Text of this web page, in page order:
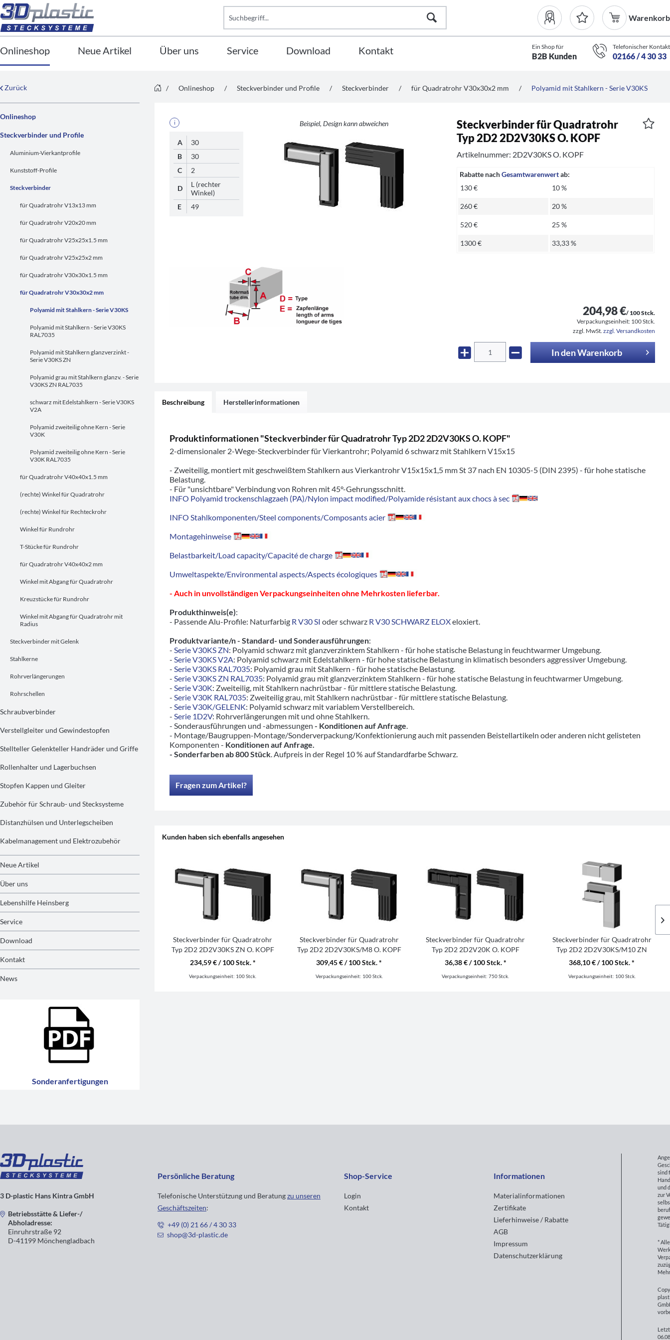
Warenkorb
Onlineshop Neue Artikel Über uns Service Download Kontakt Ein Shop für
B2B Kunden
Telefonischer Kontakt
02166 / 4 30 33
Zurück / Onlineshop / Steckverbinder und Profile / Steckverbinder / für Quadratrohr V30x30x2 mm / Polyamid mit Stahlkern - Serie V30KS
Onlineshop
Steckverbinder und Profile
Aluminium-Vierkantprofile
Kunststoff-Profile
Steckverbinder
für Quadratrohr V13x13 mm
für Quadratrohr V20x20 mm
für Quadratrohr V25x25x1.5 mm
für Quadratrohr V25x25x2 mm
für Quadratrohr V30x30x1.5 mm
für Quadratrohr V30x30x2 mm
Polyamid mit Stahlkern - Serie V30KS
Polyamid mit Stahlkern - Serie V30KS
RAL7035
Polyamid mit Stahlkern glanzverzinkt -
Serie V30KS ZN
Polyamid grau mit Stahlkern glanzv. - Serie
V30KS ZN RAL7035
schwarz mit Edelstahlkern - Serie V30KS
V2A
Polyamid zweiteilig ohne Kern - Serie
V30K
Polyamid zweiteilig ohne Kern - Serie
V30K RAL7035
für Quadratrohr V40x40x1.5 mm
(rechte) Winkel für Quadratrohr
(rechte) Winkel für Rechteckrohr
Winkel für Rundrohr
T-Stücke für Rundrohr
für Quadratrohr V40x40x2 mm
Winkel mit Abgang für Quadratrohr
Kreuzstücke für Rundrohr
Winkel mit Abgang für Quadratrohr mit
Radius
Steckverbinder mit Gelenk
Stahlkerne
Rohrverlängerungen
Rohrschellen
Schraubverbinder
Verstellgleiter und Gewindestopfen
Stellteller Gelenkteller Handräder und Griffe
Rollenhalter und Lagerbuchsen
Stopfen Kappen und Gleiter
Zubehör für Schraub- und Stecksysteme
Distanzhülsen und Unterlegscheiben
Kabelmanagement und Elektrozubehör
Neue Artikel
Über uns
Lebenshilfe Heinsberg
Service
Download
Kontakt
News
Sonderanfertigungen
i
A
30
B
30
C
2
D
L (rechter
Winkel)
E
49
Beispiel, Design kann abweichen
Steckverbinder für Quadratrohr
Typ 2D2 2D2V30KS O. KOPF
Artikelnummer: 2D2V30KS O. KOPF
Rabatte nachGesamtwarenwertab:
130 €
10 %
260 € 20 %
520 € 25 %
1300 € 33,33 %
204,98 €/ 100 Stck.
Verpackungseinheit: 100 Stck.
zzgl. MwSt. zzgl. Versandkosten
In denWarenkorb
Beschreibung Herstellerinformationen
Produktinformationen "Steckverbinder für Quadratrohr Typ 2D2 2D2V30KS O. KOPF"
2-dimensionaler 2-Wege-Steckverbinder für Vierkantrohr; Polyamid 6 schwarz mit Stahlkern V15x15
- Zweiteilig, montiert mit geschweißtem Stahlkern aus Vierkantrohr V15x15x1,5 mm St 37 nach EN 10305-5 (DIN 2395) - für hohe statische
Belastung.
- Für "unsichtbare" Verbindung von Rohren mit 45°-Gehrungsschnitt.
INFO Polyamid trockenschlagzaeh (PA)/Nylon impact modified/Polyamide résistant aux chocs à sec
INFO Stahlkomponenten/Steel components/Composants acier
Montagehinweise
Belastbarkeit/Load capacity/Capacité de charge
Umweltaspekte/Environmental aspects/Aspects écologiques
- Auch in unvollständigen Verpackungseinheiten ohne Mehrkosten lieferbar.
Produkthinweis(e):
- Passende Alu-Profile: Naturfarbig R V30 SI oder schwarz R V30 SCHWARZ ELOXeloxiert.
Produktvariante/n - Standard- und Sonderausführungen:
- Serie V30KS ZN: Polyamid schwarz mit glanzverzinktem Stahlkern - für hohe statische Belastung in feuchtwarmer Umgebung.
- Serie V30KS V2A: Polyamid schwarz mit Edelstahlkern - für hohe statische Belastung in klimatisch besonders aggressiver Umgebung.
- Serie V30KS RAL7035: Polyamid grau mit Stahlkern - für hohe statische Belastung.
- Serie V30KS ZN RAL7035: Polyamid grau mit glanzverzinktem Stahlkern - für hohe statische Belastung in feuchtwarmer Umgebung.
- Serie V30K: Zweiteilig, mit Stahlkern nachrüstbar - für mittlere statische Belastung.
- Serie V30K RAL7035: Zweiteilig grau, mit Stahlkern nachrüstbar - für mittlere statische Belastung.
- Serie V30K/GELENK: Polyamid schwarz mit variablem Verstellbereich.
- Serie 1D2V: Rohrverlängerungen mit und ohne Stahlkern.
- Sonderausführungen und -abmessungen - Konditionen auf Anfrage.
- Montage/Baugruppen-Montage/Sonderverpackung/Konfektionierung auch mit passenden Beistellartikeln oder anderen nicht gelisteten
Komponenten - Konditionen auf Anfrage.
- Sonderfarben ab 800 Stück. Aufpreis in der Regel 10 % auf Standardfarbe Schwarz.
Fragen zum Artikel?
Kunden haben sich ebenfalls angesehen
Steckverbinder für Quadratrohr
Typ 2D2 2D2V30KS ZN O. KOPF
234,59 € / 100 Stck. *
Verpackungseinheit: 100 Stck.
Steckverbinder für Quadratrohr
Typ 2D2 2D2V30KS/M8 O. KOPF
309,45 € / 100 Stck. *
Verpackungseinheit: 100 Stck.
Steckverbinder für Quadratrohr
Typ 2D2 2D2V20K O. KOPF
36,38 € / 100 Stck. *
Verpackungseinheit:750 Stck.
Steckverbinder für Quadratrohr
Typ 2D2 2D2V30KS/M10 ZN
RAL7035
368,10 € / 100 Stck. *
Verpackungseinheit: 100 Stck.
3 D-plastic Hans Kintra GmbH
Betriebsstätte & Liefer-/
Abholadresse:
Einruhrstraße 92
D-41199 Mönchengladbach
Persönliche Beratung
Telefonische Unterstützung und Beratungzu unseren
Geschäftszeiten:
+49 (0) 21 66 / 4 30 33
shop@3d-plastic.de
Shop-Service
Login
Kontakt
Informationen
Materialinformationen
Zertifikate
Lieferhinweise / Rabatte
AGB
Impressum
Datenschutzerklärung
sind
und
zur
*